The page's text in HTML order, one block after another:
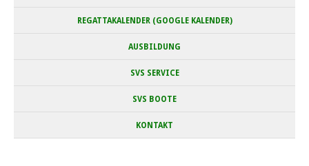
REGATTAKALENDER (GOOGLE KALENDER)
AUSBILDUNG
SVS SERVICE
SVS BOOTE
KONTAKT